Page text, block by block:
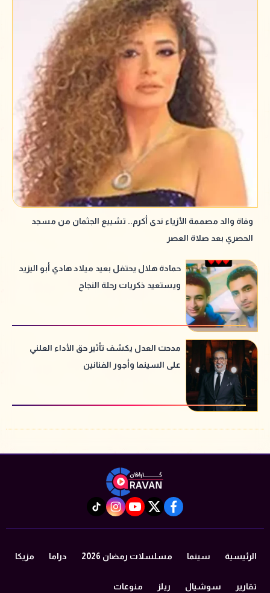
وفاة والد مصممة الأزياء ندى أكرم.. تشييع الجثمان من مسجد
الحصري بعد صلاة العصر
حمادة هلال يحتفل بعيد ميلاد هادي أبو اليزيد
ويستعيد ذكريات رحلة النجاح
مدحت العدل يكشف تأثير حق الأداء العلني
على السينما وأجور الفنانين
facebook
twitter
youtube
instagram
tiktok
الرئيسية سينما مسلسلات رمضان 2026 دراما مزيكا
تقارير سوشيال ريلز منوعات